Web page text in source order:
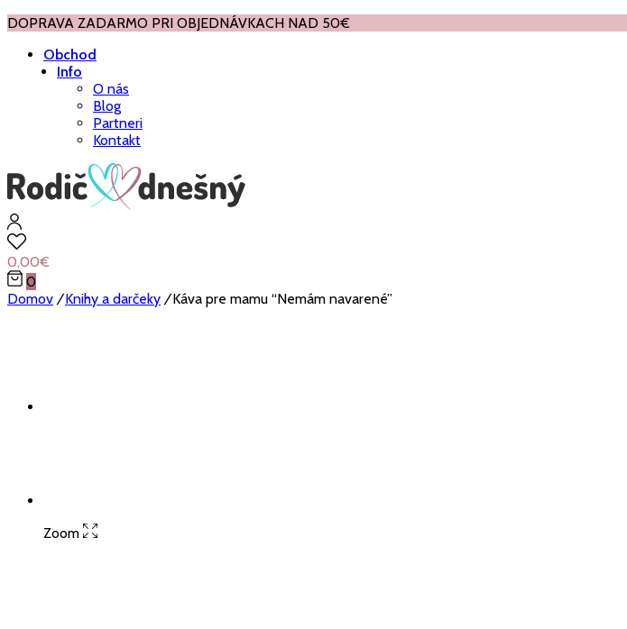
DOPRAVA ZADARMO PRI OBJEDNÁVKACH NAD 50€
Obchod
Info
O nás
Blog
Partneri
Kontakt
0,00€
0
Domov / Knihy a darčeky /Káva pre mamu “Nemám navarené”
Zoom